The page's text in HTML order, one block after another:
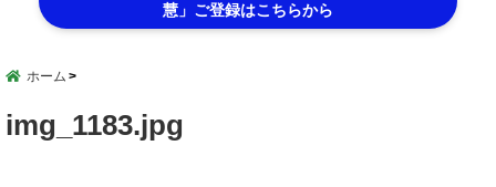
慧」ご登録はこちらから
ホーム
img_1183.jpg